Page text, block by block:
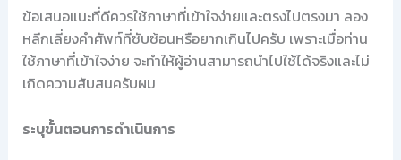
ข้อเสนอแนะที่ดีควรใช้ภาษาที่เข้าใจง่ายและตรงไปตรงมา ลอง
หลีกเลี่ยงคำศัพท์ที่ซับซ้อนหรือยากเกินไปครับ เพราะเมื่อท่าน
ใช้ภาษาที่เข้าใจง่าย จะทำให้ผู้อ่านสามารถนำไปใช้ได้จริงและไม่
เกิดความสับสนครับผม
ระบุขั้นตอนการดำเนินการ